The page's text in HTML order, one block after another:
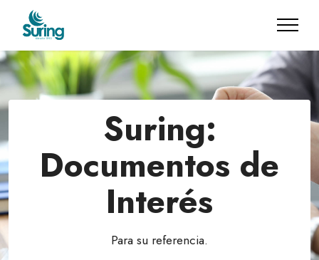
Suring:
Documentos de
Interés
Para su referencia.